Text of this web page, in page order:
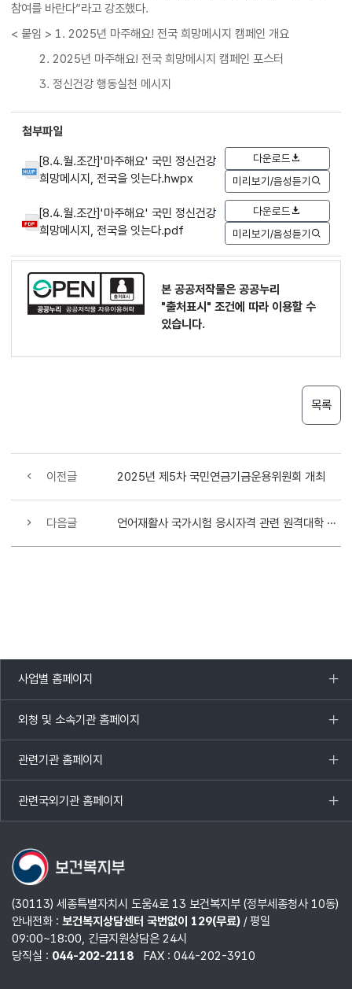
참여를 바란다”라고 강조했다.
< 붙임 > 1. 2025년 마주해요! 전국 희망메시지 캠페인 개요
2. 2025년 마주해요! 전국 희망메시지 캠페인 포스터
3. 정신건강 행동실천 메시지
첨부파일
[8.4.월.조간]'마주해요' 국민 정신건강
희망메시지, 전국을 잇는다.hwpx
다운로드
미리보기/음성듣기
[8.4.월.조간]'마주해요' 국민 정신건강
희망메시지, 전국을 잇는다.pdf
다운로드
미리보기/음성듣기
본 공공저작물은 공공누리
"출처표시" 조건에 따라 이용할 수
있습니다.
목록
이전글 2025년 제5차 국민연금기금운용위원회 개최
다음글 언어재활사 국가시험 응시자격 관련 원격대학 등의 현장실습과목 기준 등 마련
사업별 홈페이지
목록
열기
외청 및 소속기관 홈페이지
목록
열기
관련기관 홈페이지
목록
열기
관련국외기관 홈페이지
목록
열기
(30113) 세종특별자치시 도움4로 13 보건복지부 (정부세종청사 10동)
안내전화 : 보건복지상담센터 국번없이 129(무료)/ 평일
09:00~18:00, 긴급지원상담은 24시
당직실 : 044-202-2118 FAX : 044-202-3910